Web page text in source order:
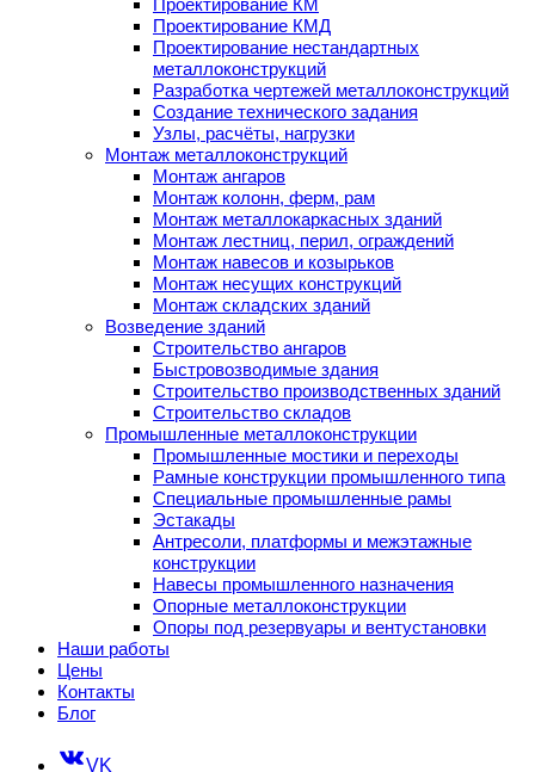
Проектирование КМ
Проектирование КМД
Проектирование нестандартных
металлоконструкций
Разработка чертежей металлоконструкций
Создание технического задания
Узлы, расчёты, нагрузки
Монтаж металлоконструкций
Монтаж ангаров
Монтаж колонн, ферм, рам
Монтаж металлокаркасных зданий
Монтаж лестниц, перил, ограждений
Монтаж навесов и козырьков
Монтаж несущих конструкций
Монтаж складских зданий
Возведение зданий
Строительство ангаров
Быстровозводимые здания
Строительство производственных зданий
Строительство складов
Промышленные металлоконструкции
Промышленные мостики и переходы
Рамные конструкции промышленного типа
Специальные промышленные рамы
Эстакады
Антресоли, платформы и межэтажные
конструкции
Навесы промышленного назначения
Опорные металлоконструкции
Опоры под резервуары и вентустановки
Наши работы
Цены
Контакты
Блог
VK